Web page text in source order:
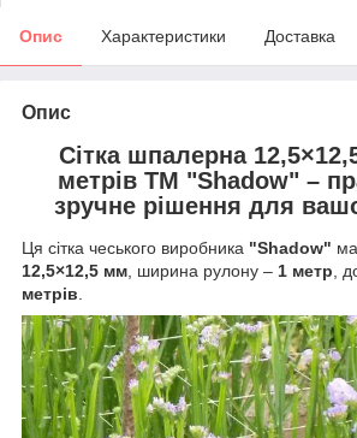
Опис Характеристики Доставка
Опис
Сітка шпалерна
метрів ТМ "Shadow" –
зручне рішення для
Ця сітка чеського виробника "Shadow"
12,5×12,5 мм, ширина рулону – 1 метр,
метрів.